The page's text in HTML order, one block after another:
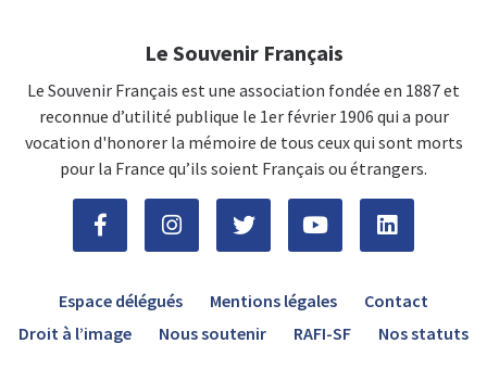
Le Souvenir Français
Le Souvenir Français est une association fondée en 1887 et
reconnue d’utilité publique le 1er février 1906 qui a pour
vocation d'honorer la mémoire de tous ceux qui sont morts
pour la France qu’ils soient Français ou étrangers.
Espace délégués Mentions légales
Contact
Droit à l’image
Nous soutenir RAFI-SF Nos statuts